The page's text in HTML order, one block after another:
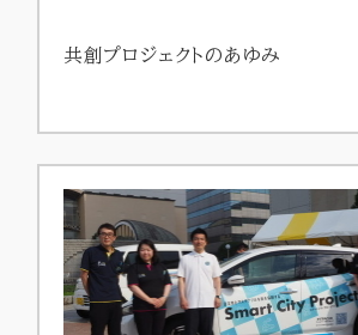
共創プロジェクトのあゆみ